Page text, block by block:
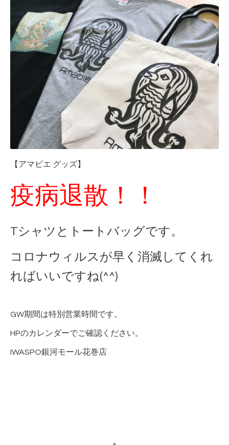
【アマビエ グッズ】
疫病退散！！
Tシャツとトートバッグです。
コロナウィルスが早く消滅してくれ
ればいいですね(^^)
GW期間は特別営業時間です。
HPのカレンダーでご確認ください。
IWASPO銀河モール花巻店